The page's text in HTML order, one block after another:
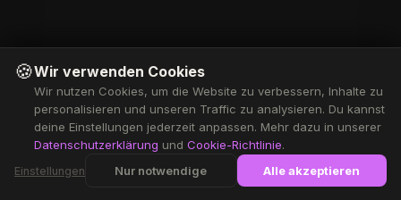
🍪Wir verwenden Cookies
Wir nutzen Cookies, um die Website zu verbessern, Inhalte zu
personalisieren und unseren Traffic zu analysieren. Du kannst
deine Einstellungen jederzeit anpassen. Mehr dazu in unserer
Datenschutzerklärung und Cookie-Richtlinie.
Einstellungen Nur notwendige Alle akzeptieren